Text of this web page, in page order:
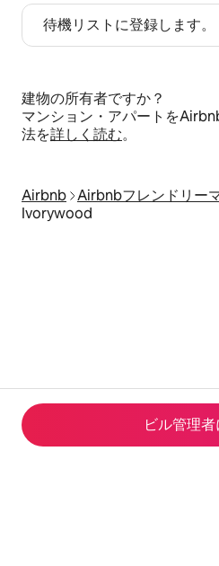
ビル管理
待機リストに登録します。
建物の所有者ですか？
マンション・アパートを
法を詳しく読む。
Airbnb Airbnbフレンドリー
Ivorywood